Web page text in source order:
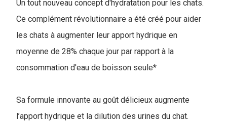
Un tout nouveau concept d'hydratation pour les chats.
Ce complément révolutionnaire a été créé pour aider
les chats à augmenter leur apport hydrique en
moyenne de 28% chaque jour par rapport à la
consommation d'eau de boisson seule*
Sa formule innovante au goût délicieux augmente
l’apport hydrique et la dilution des urines du chat.